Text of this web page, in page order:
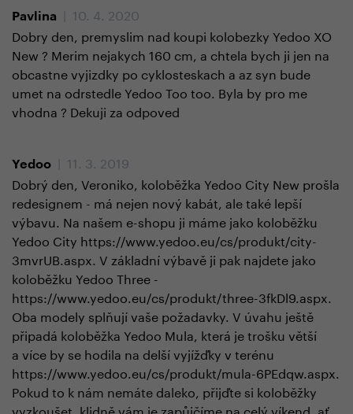
Pavlina
| 10. 4. 2020
Dobry den, premyslim nad koupi kolobezky Yedoo XO
New ? Merim nejakych 160 cm, a chtela bych ji jen na
obcastne vyjizdky po cyklosteskach a az syn bude
umet na odrstedle Yedoo Too too. Byla by pro me
vhodna ? Dekuji za odpoved
Yedoo
| 11. 3. 2019
Dobrý den, Veroniko, koloběžka Yedoo City New prošla
redesignem - má nejen nový kabát, ale také lepší
výbavu. Na našem e-shopu ji máme jako koloběžku
Yedoo City https://www.yedoo.eu/cs/produkt/city-
3mvrUB.aspx. V základní výbavě ji pak najdete jako
koloběžku Yedoo Three -
https://www.yedoo.eu/cs/produkt/three-3fkDl9.aspx.
Oba modely splňují vaše požadavky. V úvahu ještě
připadá koloběžka Yedoo Mula, která je trošku větší
a více by se hodila na delší vyjížďky v terénu
https://www.yedoo.eu/cs/produkt/mula-6PEdqw.aspx.
Pokud to k nám nemáte daleko, přijďte si koloběžky
vyzkoušet, klidně vám je zapůjčíme na celý víkend, ať